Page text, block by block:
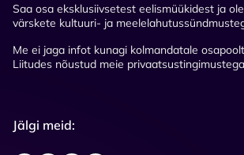
Saa osa eksklusiivsetest eelismüükidest ja
värskete kultuuri- ja
Me ei jaga infot kunagi kolmandatale
Liitudes nõustud meie
Jälgi meid: